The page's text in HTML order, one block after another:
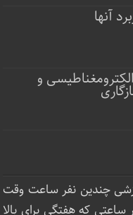
آنها
و
چندین نفر ساعت‌ وقت
که هفتگی برای بالا